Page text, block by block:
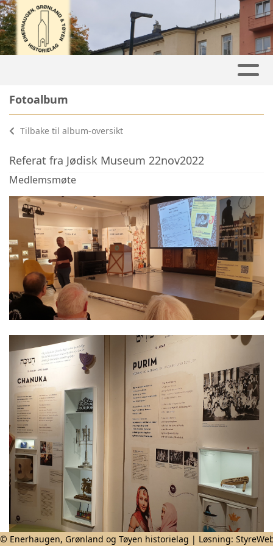
Fotoalbum
Tilbake til album-oversikt
Referat fra Jødisk Museum 22nov2022
Medlemsmøte
© Enerhaugen, Grønland og Tøyen historielag | Løsning: